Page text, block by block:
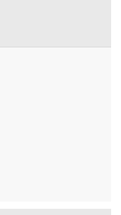
ので お気